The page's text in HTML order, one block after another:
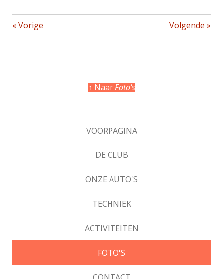
«Vorige Volgende »
↑ NaarFoto's
VOORPAGINA
DE CLUB
ONZE AUTO'S
TECHNIEK
ACTIVITEITEN
FOTO'S
CONTACT